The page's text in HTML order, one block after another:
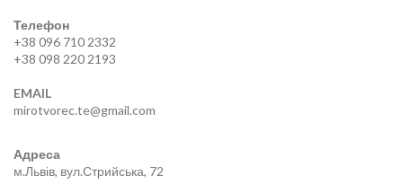
Телефон
+38 096 710 2332
+38 098 220 2193
EMAIL
mirotvorec.te@gmail.com
Адреса
м.Львів, вул.Стрийська, 72